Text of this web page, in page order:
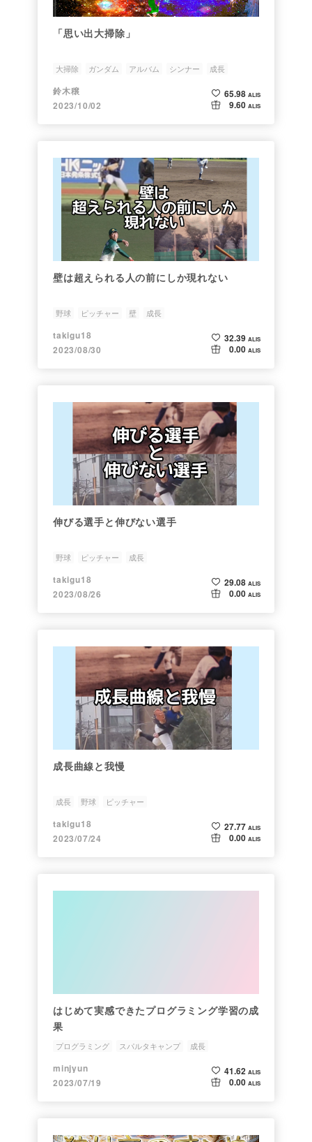
「思い出大掃除」
大掃除 ガンダム アルバム シンナー 成長
鈴木穣
2023/10/02
65.98 ALIS
9.60 ALIS
壁は超えられる人の前にしか現れない
野球 ピッチャー 壁 成長
takigu18
2023/08/30
32.39 ALIS
0.00 ALIS
伸びる選手と伸びない選手
野球 ピッチャー 成長
takigu18
2023/08/26
29.08 ALIS
0.00 ALIS
成長曲線と我慢
成長 野球 ピッチャー
takigu18
2023/07/24
27.77 ALIS
0.00 ALIS
はじめて実感できたプログラミング学習の成
果
プログラミング スパルタキャンプ 成長
minjyun
2023/07/19
41.62 ALIS
0.00 ALIS